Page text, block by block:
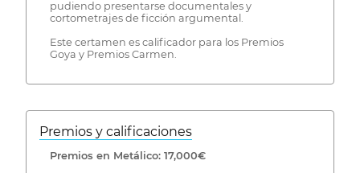
pudiendo presentarse documentales y
cortometrajes de ficción argumental.
Este certamen es calificador para los Premios
Goya y Premios Carmen.
Premios y calificaciones
Premios en Metálico: 17,000€